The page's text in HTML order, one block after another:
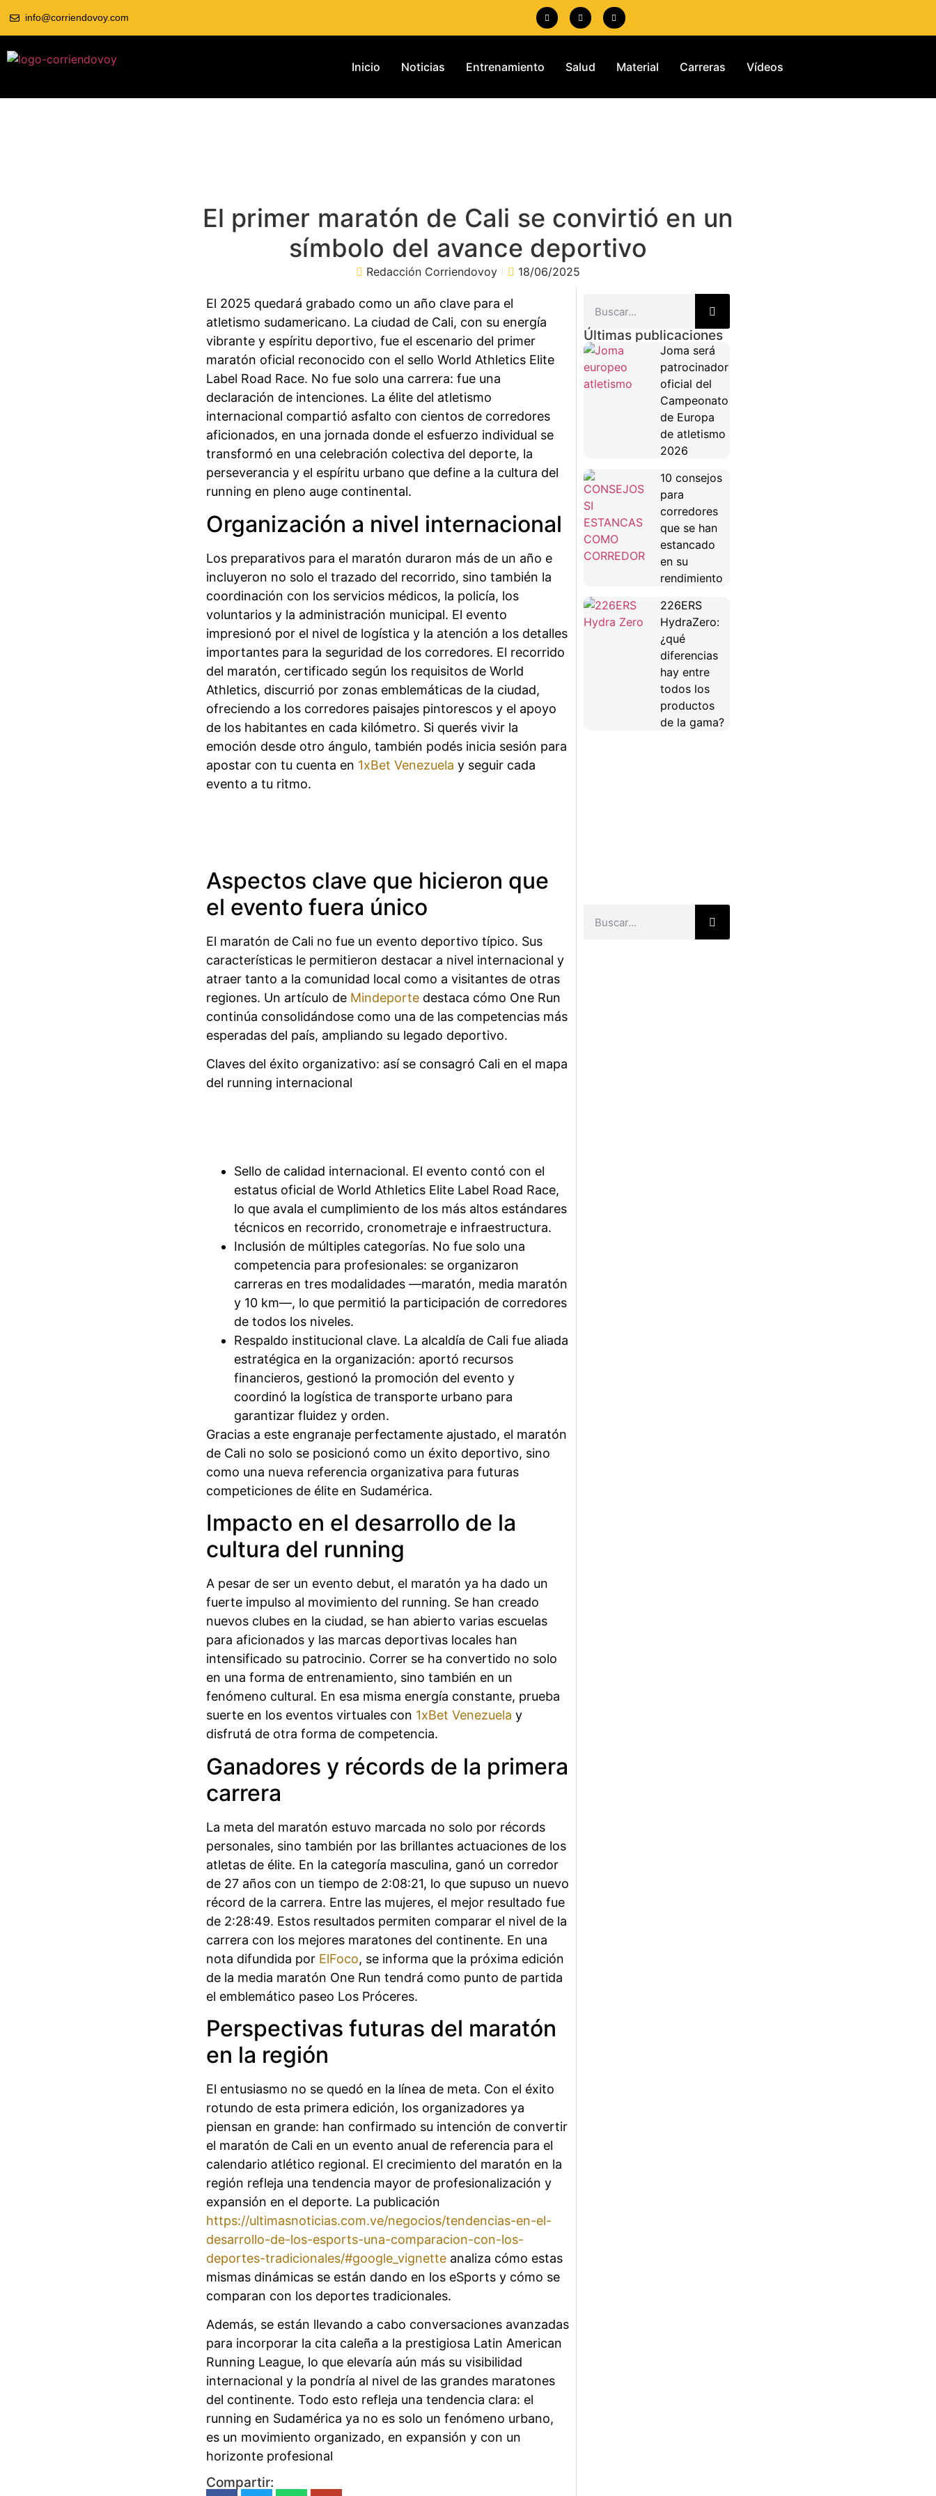
info@corriendovoy.com
Inicio Noticias Entrenamiento Salud Material Carreras Vídeos
El primer maratón de Cali se convirtió en un
símbolo del avance deportivo
Redacción Corriendovoy 18/06/2025
El 2025 quedará grabado como un año clave para el
atletismo sudamericano. La ciudad de Cali, con su energía
vibrante y espíritu deportivo, fue el escenario del primer
maratón oficial reconocido con el sello World Athletics Elite
Label Road Race. No fue solo una carrera: fue una
declaración de intenciones. La élite del atletismo
internacional compartió asfalto con cientos de corredores
aficionados, en una jornada donde el esfuerzo individual se
transformó en una celebración colectiva del deporte, la
perseverancia y el espíritu urbano que define a la cultura del
running en pleno auge continental.
Organización a nivel internacional
Los preparativos para el maratón duraron más de un año e
incluyeron no solo el trazado del recorrido, sino también la
coordinación con los servicios médicos, la policía, los
voluntarios y la administración municipal. El evento
impresionó por el nivel de logística y la atención a los detalles
importantes para la seguridad de los corredores. El recorrido
del maratón, certificado según los requisitos de World
Athletics, discurrió por zonas emblemáticas de la ciudad,
ofreciendo a los corredores paisajes pintorescos y el apoyo
de los habitantes en cada kilómetro. Si querés vivir la
emoción desde otro ángulo, también podés inicia sesión para
apostar con tu cuenta en 1xBet Venezuela y seguir cada
evento a tu ritmo.
Aspectos clave que hicieron que
el evento fuera único
El maratón de Cali no fue un evento deportivo típico. Sus
características le permitieron destacar a nivel internacional y
atraer tanto a la comunidad local como a visitantes de otras
regiones. Un artículo de Mindeportedestaca cómo One Run
continúa consolidándose como una de las competencias más
esperadas del país, ampliando su legado deportivo.
Claves del éxito organizativo: así se consagró Cali en el mapa
del running internacional
Sello de calidad internacional. El evento contó con el
estatus oficial de World Athletics Elite Label Road Race,
lo que avala el cumplimiento de los más altos estándares
técnicos en recorrido, cronometraje e infraestructura.
Inclusión de múltiples categorías. No fue solo una
competencia para profesionales: se organizaron
carreras en tres modalidades —maratón, media maratón
y 10 km—, lo que permitió la participación de corredores
de todos los niveles.
Respaldo institucional clave. La alcaldía de Cali fue aliada
estratégica en la organización: aportó recursos
financieros, gestionó la promoción del evento y
coordinó la logística de transporte urbano para
garantizar fluidez y orden.
Gracias a este engranaje perfectamente ajustado, el maratón
de Cali no solo se posicionó como un éxito deportivo, sino
como una nueva referencia organizativa para futuras
competiciones de élite en Sudamérica.
Impacto en el desarrollo de la
cultura del running
A pesar de ser un evento debut, el maratón ya ha dado un
fuerte impulso al movimiento del running. Se han creado
nuevos clubes en la ciudad, se han abierto varias escuelas
para aficionados y las marcas deportivas locales han
intensificado su patrocinio. Correr se ha convertido no solo
en una forma de entrenamiento, sino también en un
fenómeno cultural. En esa misma energía constante, prueba
suerte en los eventos virtuales con 1xBet Venezuela y
disfrutá de otra forma de competencia.
Ganadores y récords de la primera
carrera
La meta del maratón estuvo marcada no solo por récords
personales, sino también por las brillantes actuaciones de los
atletas de élite. En la categoría masculina, ganó un corredor
de 27 años con un tiempo de 2:08:21, lo que supuso un nuevo
récord de la carrera. Entre las mujeres, el mejor resultado fue
de 2:28:49. Estos resultados permiten comparar el nivel de la
carrera con los mejores maratones del continente. En una
nota difundida por ElFoco, se informa que la próxima edición
de la media maratón One Run tendrá como punto de partida
el emblemático paseo Los Próceres.
Perspectivas futuras del maratón
en la región
El entusiasmo no se quedó en la línea de meta. Con el éxito
rotundo de esta primera edición, los organizadores ya
piensan en grande: han confirmado su intención de convertir
el maratón de Cali en un evento anual de referencia para el
calendario atlético regional. El crecimiento del maratón en la
región refleja una tendencia mayor de profesionalización y
expansión en el deporte. La publicación
https://ultimasnoticias.com.ve/negocios/tendencias-en-el-
desarrollo-de-los-esports-una-comparacion-con-los-
deportes-tradicionales/#google_vignetteanaliza cómo estas
mismas dinámicas se están dando en los eSports y cómo se
comparan con los deportes tradicionales.
Además, se están llevando a cabo conversaciones avanzadas
para incorporar la cita caleña a la prestigiosa Latin American
Running League, lo que elevaría aún más su visibilidad
internacional y la pondría al nivel de las grandes maratones
del continente. Todo esto refleja una tendencia clara: el
running en Sudamérica ya no es solo un fenómeno urbano,
es un movimiento organizado, en expansión y con un
horizonte profesional
Compartir:
Últimas publicaciones
Joma será
patrocinador
oficial del
Campeonato
de Europa
de atletismo
2026
10 consejos
para
corredores
que se han
estancado
en su
rendimiento
226ERS
HydraZero:
¿qué
diferencias
hay entre
todos los
productos
de la gama?